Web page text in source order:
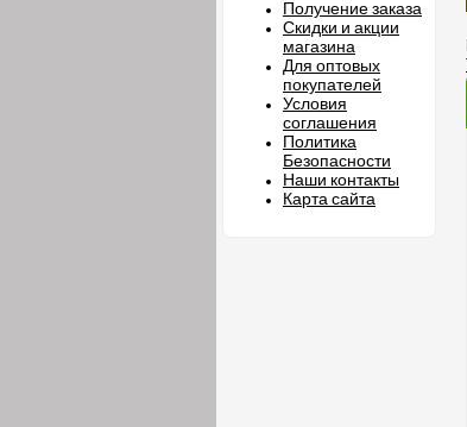
Получение заказа
Скидки и акции
магазина
Для оптовых
покупателей
Условия
соглашения
Политика
Безопасности
Наши контакты
Карта сайта